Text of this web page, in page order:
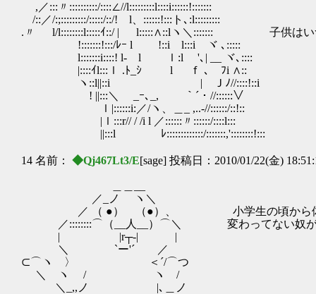
,／:::〃::::::::::/::::∠//l:::::::::l::::i::::::!:::::::
/::／/:;:::::::::/:::::/::/! l、::::::!:::ト､:l:::::::::
.〃 l/l::::::::l:::::ｲ::/ | l:::::∧::lヽ＼::::::: 子供はいつ
!:::::::!:::/ﾚｰ l !::i l:::i ヾ ､:::::
l:::::::i::::! l- l ｌ:l '､| __ ヾ､::::
|::::ｲl:::ｌ .ﾄ_ｼ l ｆ ､ ﾌi ∧::
ヽ::l||::i | Ｊﾉ//::::!::i
! ||:::＼ _ｰ､_, ｀´・//::::::∨
ｌ|::::::i:／/ヽ、＿_ ,..-//::::::/::!::
|ｌ:::r// / /i l ／::::::〃::::::/::::l:::
||:::l ﾚ:::::::::::::/:::::::,'::::::::!:::
14 名前： ◆Qj467Lt3/E[sage] 投稿日：2010/01/22(金)
／_ノ ヽ＼
／ （ ●） （●）、 小学生の頃から体
／::::::::⌒（__人__）⌒＼ 変わってない奴が
| |r┬-| |
＼ `ー'´ ／
⊂⌒ヽ 〉 ＜´/⌒つ
＼ ヽ / ヽ /
＼_,,ノ |､＿ノ